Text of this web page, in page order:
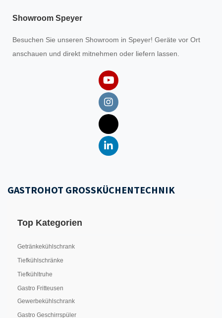
Showroom Speyer
Besuchen Sie unseren Showroom in Speyer! Geräte vor Ort
anschauen und direkt mitnehmen oder liefern lassen.
GASTROHOT GROSSKÜCHENTECHNIK
Top Kategorien
Getränkekühlschrank
Tiefkühlschränke
Tiefkühltruhe
Gastro Fritteusen
Gewerbekühlschrank
Gastro Geschirrspüler